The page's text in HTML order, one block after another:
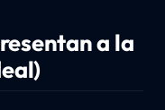
a la